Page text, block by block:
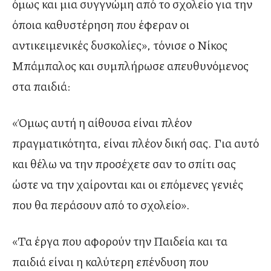
όμως και μια συγγνώμη από το σχολείο για την
όποια καθυστέρηση που έφεραν οι
αντικειμενικές δυσκολίες», τόνισε ο Νίκος
Μπάμπαλος και συμπλήρωσε απευθυνόμενος
στα παιδιά:
«Όμως αυτή η αίθουσα είναι πλέον
πραγματικότητα, είναι πλέον δική σας. Για αυτό
και θέλω να την προσέχετε σαν το σπίτι σας
ώστε να την χαίρονται και οι επόμενες γενιές
που θα περάσουν από το σχολείο».
«Τα έργα που αφορούν την Παιδεία και τα
παιδιά είναι η καλύτερη επένδυση που